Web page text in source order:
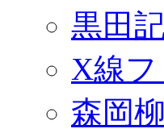
黒田
X線
森岡